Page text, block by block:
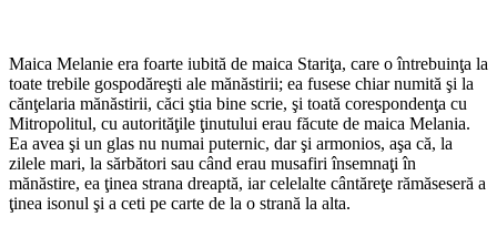
Maica Melanie era foarte iubită de maica Stariţa, care o întrebuinţa la
toate trebile gospodăreşti ale mănăstirii; ea fu­sese chiar numită şi la
cănţelaria mănăs­tirii, căci ştia bine scrie, şi toată cores­pondenţa cu
Mitropolitul, cu autorităţile ţinutului erau făcute de maica Melania.
Ea avea şi un glas nu numai puternic, dar şi armonios, aşa că, la
zilele mari, la sărbători sau când erau musafiri însemnaţi în
mănăstire, ea ţinea strana dreaptă, iar ce­lelalte cântăreţe rămăseseră a
ţinea isonul şi a ceti pe carte de la o strană la alta.